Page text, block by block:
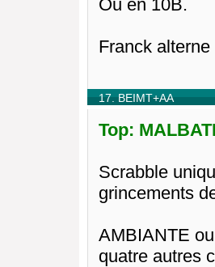
Ou en 10B.
Franck
17. BEIMT+AA
Top:
Scrabble
grincements
AMBIANTE
quatre autres